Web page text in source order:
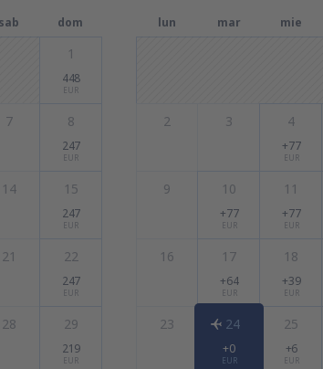
sab dom
1
448
EUR
7 8
247
EUR
14 15
247
EUR
21 22
247
EUR
28 29
219
EUR
lun mar mie
2 3 4
+77
EUR
9 10
+77
EUR
11
+77
EUR
16 17
+64
EUR
18
+39
EUR
23 24
+0
EUR
25
+6
EUR